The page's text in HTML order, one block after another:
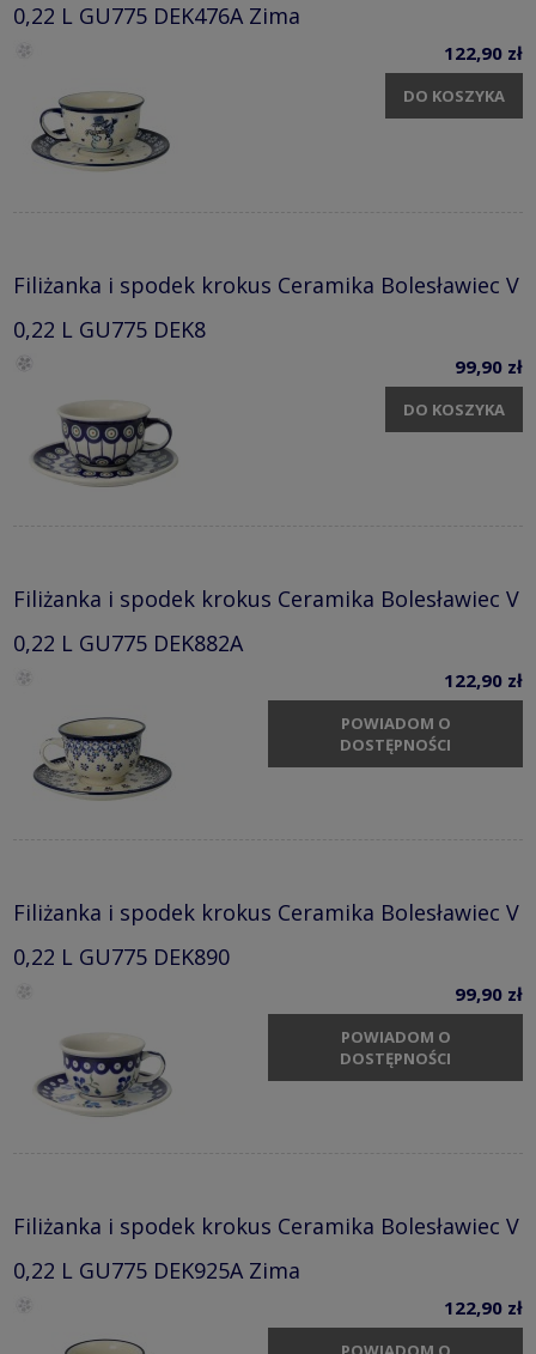
0,22 L GU775 DEK476A Zima
122,90 zł
DO KOSZYKA
Filiżanka i spodek krokus Ceramika Bolesławiec V
0,22 L GU775 DEK8
99,90 zł
DO KOSZYKA
Filiżanka i spodek krokus Ceramika Bolesławiec V
0,22 L GU775 DEK882A
122,90 zł
POWIADOM O
DOSTĘPNOŚCI
Filiżanka i spodek krokus Ceramika Bolesławiec V
0,22 L GU775 DEK890
99,90 zł
POWIADOM O
DOSTĘPNOŚCI
Filiżanka i spodek krokus Ceramika Bolesławiec V
0,22 L GU775 DEK925A Zima
122,90 zł